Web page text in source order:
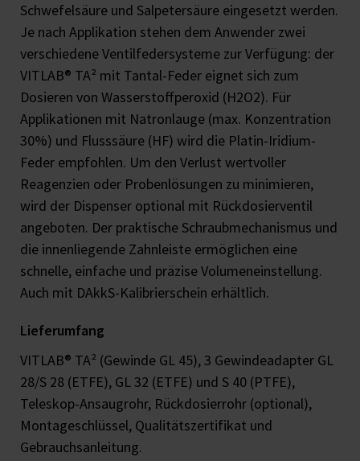
Schwefelsäure und Salpetersäure eingesetzt werden.
Je nach Applikation stehen dem Anwender zwei
verschiedene Ventilfedersysteme zur Verfügung: der
VITLAB® TA² mit Tantal-Feder eignet sich zum
Dosieren von Wasserstoffperoxid (H2O2). Für
Applikationen mit Natronlauge (max. Konzentration
30%) und Flusssäure (HF) wird die Platin-Iridium-
Feder empfohlen. Um den Verlust wertvoller
Reagenzien oder Probenlösungen zu minimieren,
wird der Dispenser optional mit Rückdosierventil
angeboten. Der praktische Schraubmechanismus und
die innenliegende Zahnleiste ermöglichen eine
schnelle, einfache und präzise Volumeneinstellung.
Auch mit DAkkS-Kalibrierschein erhältlich.
Lieferumfang
VITLAB® TA² (Gewinde GL 45), 3 Gewindeadapter GL
28/S 28 (ETFE), GL 32 (ETFE) und S 40 (PTFE),
Teleskop-Ansaugrohr, Rückdosierrohr (optional),
Montageschlüssel, Qualitätszertifikat und
Gebrauchsanleitung.